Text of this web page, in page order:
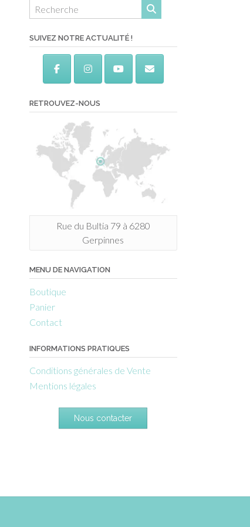
SUIVEZ NOTRE ACTUALITÉ !
RETROUVEZ-NOUS
Rue du Bultia 79 à 6280
Gerpinnes
MENU DE NAVIGATION
Boutique
Panier
Contact
INFORMATIONS PRATIQUES
Conditions générales de Vente
Mentions légales
Nous contacter